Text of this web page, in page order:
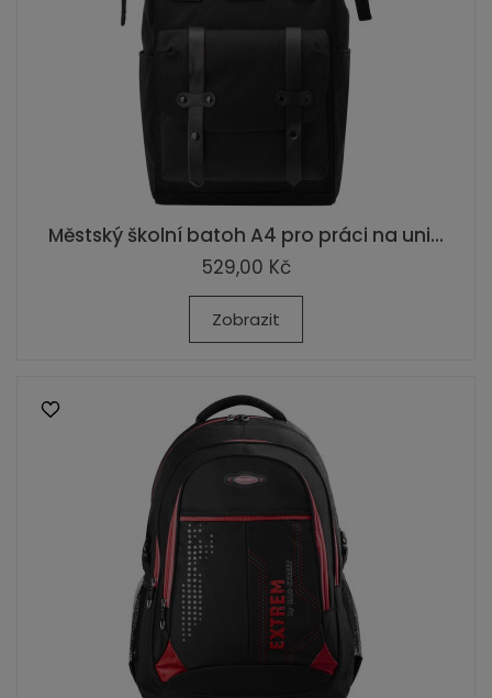
Městský školní batoh A4 pro práci na uni...
529,00 Kč
Zobrazit